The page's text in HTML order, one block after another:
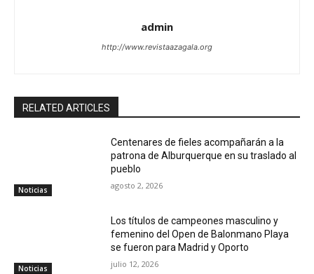
admin
http://www.revistaazagala.org
RELATED ARTICLES
Noticias
Centenares de fieles acompañarán a la
patrona de Alburquerque en su traslado al
pueblo
agosto 2, 2026
Noticias
Los títulos de campeones masculino y
femenino del Open de Balonmano Playa
se fueron para Madrid y Oporto
julio 12, 2026